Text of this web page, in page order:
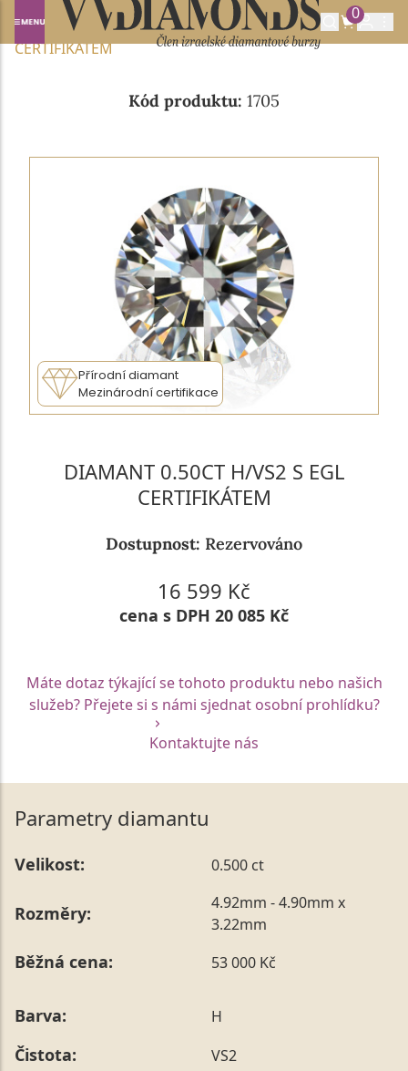
0
Domů NABÍDKA DIAMANTŮ
0.50CT H/VS2 S EGL
CERTIFIKÁTEM
Kód produktu: 1705
Přírodní diamant
Mezinárodní certifikace
DIAMANT 0.50CT H/VS2 S EGL
CERTIFIKÁTEM
Dostupnost: Rezervováno
16 599 Kč
cena s DPH 20 085 Kč
Máte dotaz týkající se tohoto produktu nebo našich
služeb? Přejete si s námi sjednat osobní prohlídku?
Kontaktujte nás
Parametry diamantu
Velikost: 0.500 ct
Rozměry:
4.92mm - 4.90mm x
3.22mm
Běžná cena: 53 000 Kč
Barva: H
Čistota: VS2